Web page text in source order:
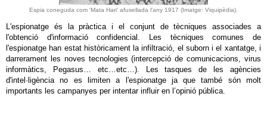
Espia coneguda com 'Mata Hari' afusellada l'any 1917 (Imatge: Viquipèdia).
L'espionatge és la pràctica i el conjunt de tècniques associades a
l'obtenció d'informació confidencial. Les tècniques comunes de
l'espionatge han estat històricament la infiltració, el suborn i el xantatge, i
darrerament les noves tecnologies (intercepció de comunicacions, virus
informàtics, Pegasus… etc…etc…). Les tasques de les agències
d'intel·ligència no es limiten a l'espionatge ja que també són molt
importants les campanyes per intentar influir en l’opinió pública.